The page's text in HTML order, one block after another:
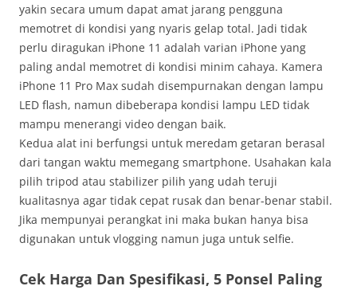
yakin secara umum dapat amat jarang pengguna
memotret di kondisi yang nyaris gelap total. Jadi tidak
perlu diragukan iPhone 11 adalah varian iPhone yang
paling andal memotret di kondisi minim cahaya. Kamera
iPhone 11 Pro Max sudah disempurnakan dengan lampu
LED flash, namun dibeberapa kondisi lampu LED tidak
mampu menerangi video dengan baik.
Kedua alat ini berfungsi untuk meredam getaran berasal
dari tangan waktu memegang smartphone. Usahakan kala
pilih tripod atau stabilizer pilih yang udah teruji
kualitasnya agar tidak cepat rusak dan benar-benar stabil.
Jika mempunyai perangkat ini maka bukan hanya bisa
digunakan untuk vlogging namun juga untuk selfie.
Cek Harga Dan Spesifikasi, 5 Ponsel Paling